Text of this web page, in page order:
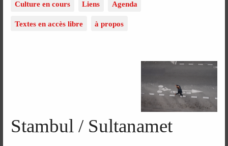
Culture en cours Liens Agenda
Textes en accès libre à propos
Stambul / Sultanamet